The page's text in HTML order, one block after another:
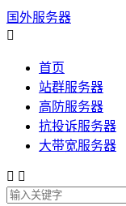
国外服务器

首页
站群服务器
高防服务器
抗投诉服务器
大带宽服务器
 